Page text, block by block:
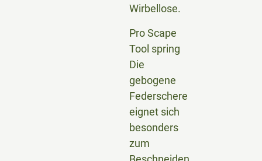
Wirbellose.
Pro Scape
Tool spring
Die
gebogene
Federschere
eignet sich
besonders
zum